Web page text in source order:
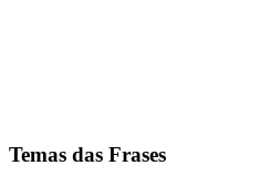
Temas das Frases